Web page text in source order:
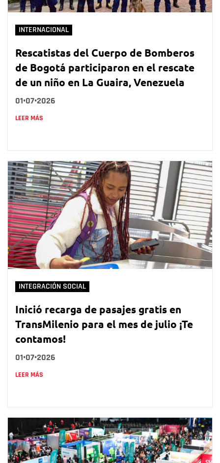
INTERNACIONAL
Rescatistas del Cuerpo de Bomberos
de Bogotá participaron en el rescate
de un niño en La Guaira, Venezuela
01•07•2026
LEER MÁS
INTEGRACIÓN SOCIAL
Inició recarga de pasajes gratis en
TransMilenio para el mes de julio ¡Te
contamos!
01•07•2026
LEER MÁS